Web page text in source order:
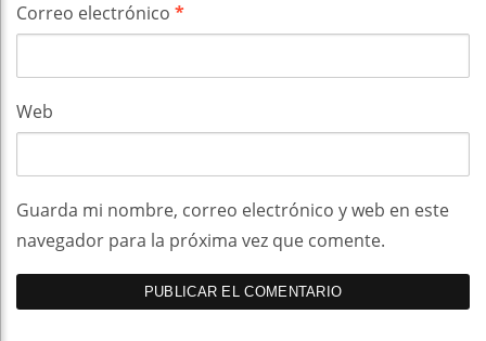
Correo electrónico *
Web
Guarda mi nombre, correo electrónico y web en este
navegador para la próxima vez que comente.